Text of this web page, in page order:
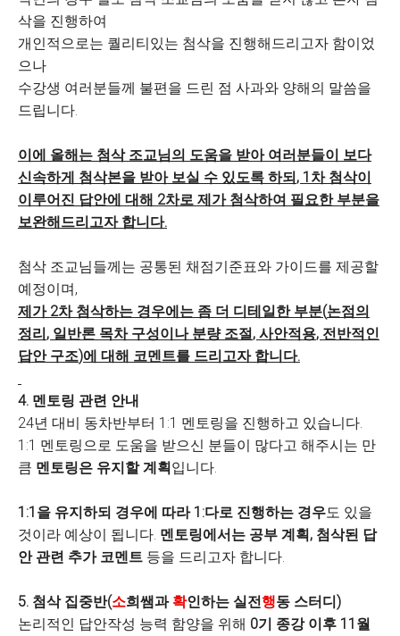
삭을 진행하여
개인적으로는 퀄리티있는 첨삭을 진행해드리고자 함이었
으나
수강생 여러분들께 불편을 드린 점 사과와 양해의 말씀을
드립니다.
이에 올해는 첨삭 조교님의 도움을 받아 여러분들이 보다
신속하게 첨삭본을 받아 보실 수 있도록 하되, 1 차 첨삭이
이루어진 답안에 대해 2차로 제가 첨삭하여 필요한 부분을
보완해드리고자 합니다.
첨삭 조교님들께는 공통된 채점기준표와 가이드를 제공할
예정이며,
제가 2차 첨삭하는 경우에는 좀 더 디테일한 부분(논점의
정리, 일반론 목차 구성이나 분량 조절, 사안적용, 전반적인
답안 구조)에 대해 코멘트를 드리고자 합니다.
4. 멘토링 관련 안내
24년 대비 동차반부터 1:1 멘토링을 진행하고 있습니다.
1:1 멘토링으로 도움을 받으신 분들이 많다고 해주시는 만
큼 멘토링은 유지할 계획입니다.
1:1 을 유지하되 경우에 따라 1:다로 진행하는 경우도 있을
것이라 예상이 됩니다. 멘토링에서는 공부 계획, 첨삭된 답
안 관련 추가 코멘트 등을 드리고자 합니다.
5. 첨삭 집중반(소희쌤과 확인하는 실전행동 스터디)
논리적인 답안작성 능력 함양을 위해 0기 종강 이후 11 월